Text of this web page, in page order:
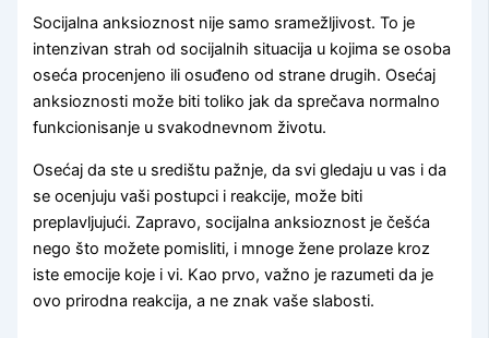
Socijalna anksioznost nije samo sramežljivost. To je
intenzivan strah od socijalnih situacija u kojima se osoba
oseća procenjeno ili osuđeno od strane drugih. Osećaj
anksioznosti može biti toliko jak da sprečava normalno
funkcionisanje u svakodnevnom životu.
Osećaj da ste u središtu pažnje, da svi gledaju u vas i da
se ocenjuju vaši postupci i reakcije, može biti
preplavljujući. Zapravo, socijalna anksioznost je češća
nego što možete pomisliti, i mnoge žene prolaze kroz
iste emocije koje i vi. Kao prvo, važno je razumeti da je
ovo prirodna reakcija, a ne znak vaše slabosti.